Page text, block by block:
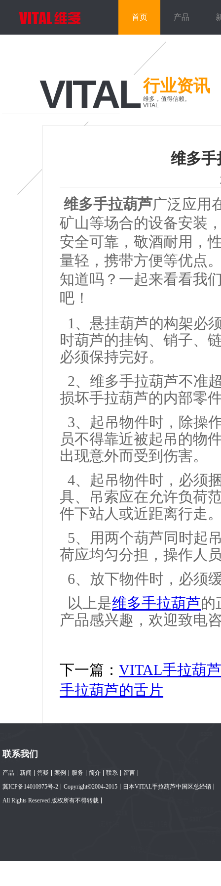
首页 产品
VITAL行业资讯
维多，值得信赖。
VITAL
维多手
维多手拉葫芦广泛应用
矿山等场合的设备安装
安全可靠，敬酒耐用，
量轻，携带方便等优点
知道吗？一起来看看我
吧！
1、悬挂葫芦的构架必
时葫芦的挂钩、销子、
必须保持完好。
2、维多手拉葫芦不准
损坏手拉葫芦的内部零
3、起吊物件时，除操
员不得靠近被起吊的物
出现意外而受到伤害。
4、起吊物件时，必须
具、吊索应在允许负荷
件下站人或近距离行走
5、用两个葫芦同时起
荷应均匀分担，操作人
6、放下物件时，必须
以上是维多手拉葫芦的
产品感兴趣，欢迎致电
下一篇： VITAL手拉葫
手拉葫芦的舌片
联系我们
产品 新闻 答疑 案例 服务 简介 联系
留言
冀ICP备14010975号-2
Copyright©2004-2015
日本VITAL手拉葫芦中国区总经销
All Rights Reserved 版权所有不得转载